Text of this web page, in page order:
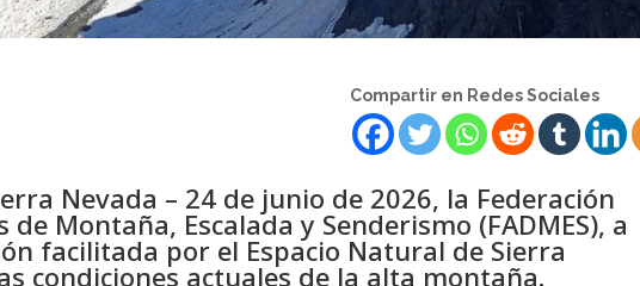
Compartir en Redes Sociales
Nevada – 24 de junio de 2026, la Federación
Montaña, Escalada y Senderismo (FADMES), a
facilitada por el Espacio Natural de Sierra
condiciones actuales de la alta montaña.